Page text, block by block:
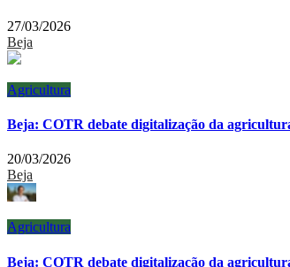
27/03/2026
Beja
Agricultura
Beja: COTR debate digitalização da
20/03/2026
Beja
Agricultura
Beja: COTR debate digitalização da